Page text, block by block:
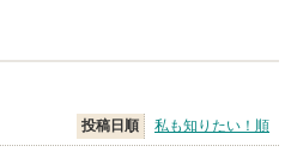
投稿日順 私も知りたい！順